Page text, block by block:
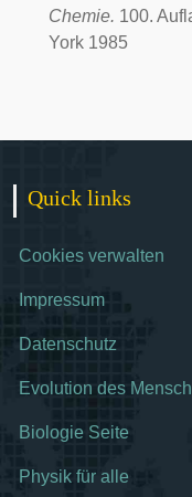
Chemie. 100.
York 1985
Quick links
Cookies verwalten
Impressum
Datenschutz
Evolution des
Biologie Seite
Physik für alle